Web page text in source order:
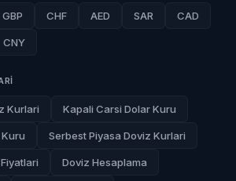
GBP CHF AED SAR CAD
CNY
Kurlari Kapali Carsi Dolar Kuru
Serbest Piyasa Doviz Kurlari
Doviz Hesaplama